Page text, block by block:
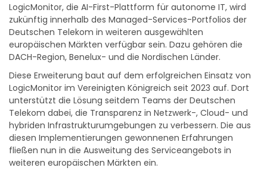
LogicMonitor, die AI-First-Plattform für autonome IT, wird
zukünftig innerhalb des Managed-Services-Portfolios der
Deutschen Telekom in weiteren ausgewählten
europäischen Märkten verfügbar sein. Dazu gehören die
DACH-Region, Benelux- und die Nordischen Länder.
Diese Erweiterung baut auf dem erfolgreichen Einsatz von
LogicMonitor im Vereinigten Königreich seit 2023 auf. Dort
unterstützt die Lösung seitdem Teams der Deutschen
Telekom dabei, die Transparenz in Netzwerk-, Cloud- und
hybriden Infrastrukturumgebungen zu verbessern. Die aus
diesen Implementierungen gewonnenen Erfahrungen
fließen nun in die Ausweitung des Serviceangebots in
weiteren europäischen Märkten ein.